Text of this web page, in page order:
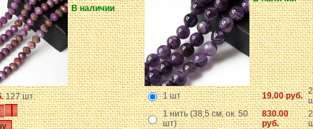
В наличии
127 шт. 1 шт 19.00 руб.
1 нить (38,5 см, ок. 50
шт)
830.00
руб.